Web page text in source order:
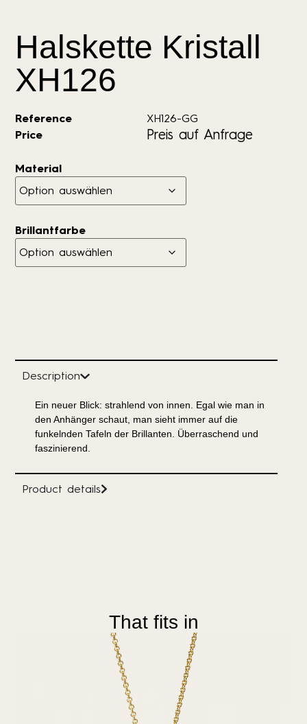
Halskette Kristall
XH126
Reference
XH126-GG
Price
Preis auf Anfrage
Material
Brillantfarbe
Description
Ein neuer Blick: strahlend von innen. Egal wie man in
den Anhänger schaut, man sieht immer auf die
funkelnden Tafeln der Brillanten. Überraschend und
faszinierend.
Product details
That fits in